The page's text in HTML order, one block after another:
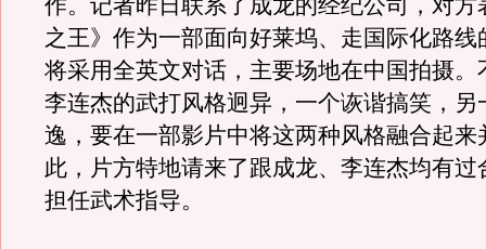
作。记者昨日联系了成龙的经纪公司，对方
之王》作为一部面向好莱坞、走国际化路线
将采用全英文对话，主要场地在中国拍摄。
李连杰的武打风格迥异，一个诙谐搞笑，另
逸，要在一部影片中将这两种风格融合起来
此，片方特地请来了跟成龙、李连杰均有过
担任武术指导。